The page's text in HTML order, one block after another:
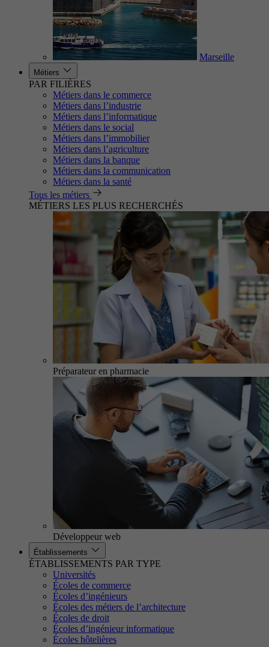
Marseille
Métiers
PAR FILIÈRES
Métiers dans le commerce
Métiers dans l’industrie
Métiers dans l’informatique
Métiers dans le social
Métiers dans l’immobilier
Métiers dans l’agriculture
Métiers dans la banque
Métiers dans la communication
Métiers dans la santé
Tous les métiers
MÉTIERS LES PLUS RECHERCHÉS
Préparateur en pharmacie
Développeur web
Établissements
ÉTABLISSEMENTS PAR TYPE
Universités
Écoles de commerce
Écoles d’ingénieurs
Écoles des métiers de l’architecture
Écoles de droit
Écoles d’ingénieur informatique
Écoles hôtelières